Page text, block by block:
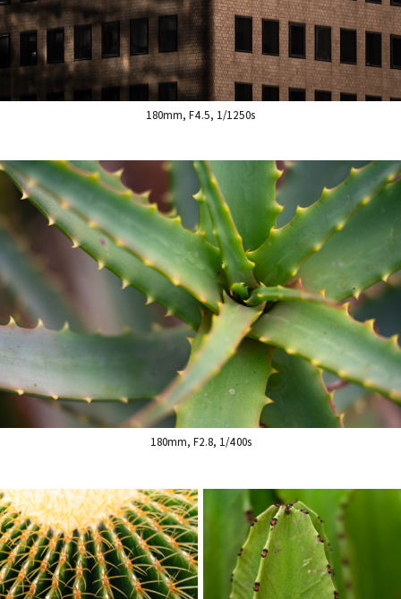
180mm, F4.5, 1/1250s
180mm, F2.8, 1/400s